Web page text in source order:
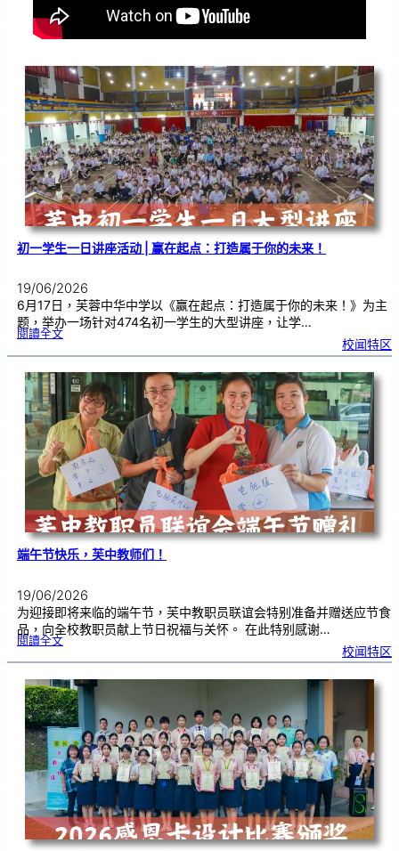
初一学生一日讲座活动 | 赢在起点：打造属于你的未来！
19/06/2026
6月17日，芙蓉中华中学以《赢在起点：打造属于你的未来！》为主
题，举办一场针对474名初一学生的大型讲座，让学…
閱讀全文:初
生
日
讲
座
活
动
赢
在
起
点
：
打
造
属
于
你
的
未
来
！
校闻特区
端午节快乐，芙中教师们！
19/06/2026
为迎接即将来临的端午节，芙中教职员联谊会特别准备并赠送应节食
品，向全校教职员献上节日祝福与关怀。 在此特别感谢…
閱讀全文:端
快
，
芙
中
教
师
们
！
校闻特区